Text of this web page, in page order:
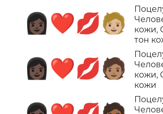
👩🏿‍❤️‍💋‍🧑🏼
кожи,
тон
👩🏿‍❤️‍💋‍🧑🏽
кожи,
кожи